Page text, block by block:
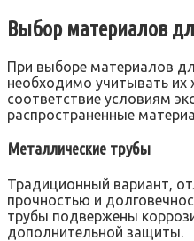
Выбор материалов
При выборе материалов
необходимо учитывать их
соответствие условиям
распространенные
Металлические трубы
Традиционный вариант,
прочностью и
трубы подвержены
дополнительной защиты.